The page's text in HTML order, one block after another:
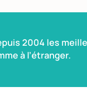
2004 les
à l’étranger.